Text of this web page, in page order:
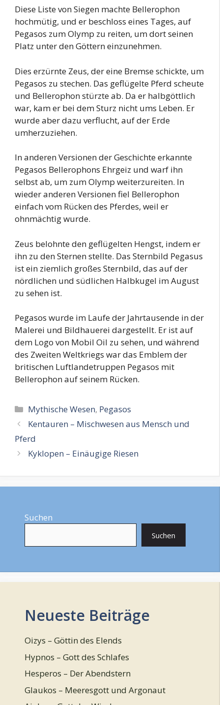
Diese Liste von Siegen machte Bellerophon
hochmütig, und er beschloss eines Tages, auf
Pegasos zum Olymp zu reiten, um dort seinen
Platz unter den Göttern einzunehmen.
Dies erzürnte Zeus, der eine Bremse schickte, um
Pegasos zu stechen. Das geflügelte Pferd scheute
und Bellerophon stürzte ab. Da er halbgöttlich
war, kam er bei dem Sturz nicht ums Leben. Er
wurde aber dazu verflucht, auf der Erde
umherzuziehen.
In anderen Versionen der Geschichte erkannte
Pegasos Bellerophons Ehrgeiz und warf ihn
selbst ab, um zum Olymp weiterzureiten. In
wieder anderen Versionen fiel Bellerophon
einfach vom Rücken des Pferdes, weil er
ohnmächtig wurde.
Zeus belohnte den geflügelten Hengst, indem er
ihn zu den Sternen stellte. Das Sternbild Pegasus
ist ein ziemlich großes Sternbild, das auf der
nördlichen und südlichen Halbkugel im August
zu sehen ist.
Pegasos wurde im Laufe der Jahrtausende in der
Malerei und Bildhauerei dargestellt. Er ist auf
dem Logo von Mobil Oil zu sehen, und während
des Zweiten Weltkriegs war das Emblem der
britischen Luftlandetruppen Pegasos mit
Bellerophon auf seinem Rücken.
Kategorien
Mythische Wesen, Pegasos
Kentauren – Mischwesen aus Mensch und
Pferd
Kyklopen – Einäugige Riesen
Suchen
Suchen
Neueste Beiträge
Oizys – Göttin des Elends
Hypnos – Gott des Schlafes
Hesperos – Der Abendstern
Glaukos – Meeresgott und Argonaut